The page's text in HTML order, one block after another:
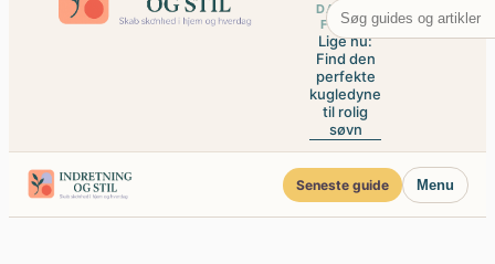
DAGENS
FOKUS
Lige nu:
Find den
perfekte
kugledyne
til rolig
søvn
Seneste guide Menu